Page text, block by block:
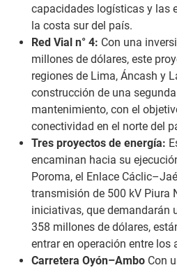
capacidades logísticas y las
la costa sur del país.
Red Vial n° 4: Con una
millones de dólares, este
regiones de Lima, Áncash y
construcción de una
mantenimiento, con el
conectividad en el norte del
Tres proyectos de energía:
encaminan hacia su
Poroma, el Enlace
transmisión de 500 kV Piura
iniciativas, que demandarán
358 millones de dólares,
entrar en operación entre los
Carretera Oyón–Ambo Con